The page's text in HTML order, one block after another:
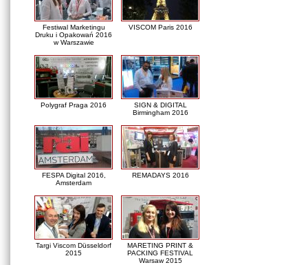
Festiwal Marketingu
Druku i Opakowań 2016
w Warszawie
VISCOM Paris 2016
Polygraf Praga 2016
SIGN & DIGITAL
Birmingham 2016
FESPA Digital 2016,
Amsterdam
REMADAYS 2016
Targi Viscom Düsseldorf
2015
MARETING PRINT &
PACKING FESTIVAL
Warsaw 2015